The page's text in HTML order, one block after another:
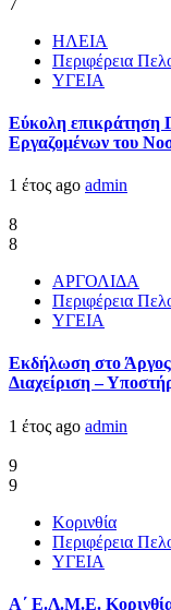
ΗΛΕΙΑ
Περιφέρεια
ΥΓΕΙΑ
Εύκολη επικράτηση
Εργαζομένων του
1 έτος ago admin
8
8
ΑΡΓΟΛΙΔΑ
Περιφέρεια
ΥΓΕΙΑ
Εκδήλωση στο
Διαχείριση –
1 έτος ago admin
9
9
Κορινθία
Περιφέρεια
ΥΓΕΙΑ
Α΄ Ε.Λ.Μ.Ε.